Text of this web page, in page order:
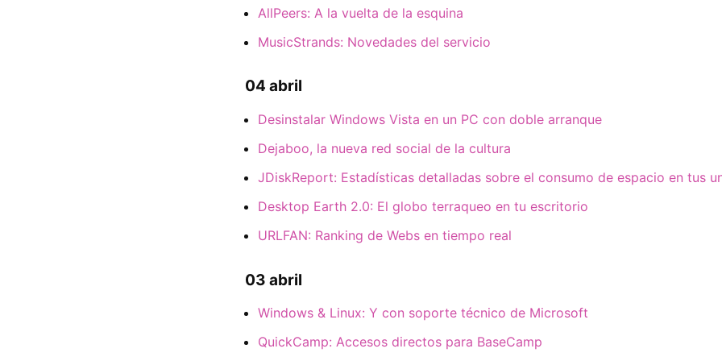
AllPeers: A la vuelta de la esquina
MusicStrands: Novedades del servicio
04 abril
Desinstalar Windows Vista en un PC con doble arranque
Dejaboo, la nueva red social de la cultura
JDiskReport: Estadísticas detalladas sobre el consumo de espacio en tus
Desktop Earth 2.0: El globo terraqueo en tu escritorio
URLFAN: Ranking de Webs en tiempo real
03 abril
Windows & Linux: Y con soporte técnico de Microsoft
QuickCamp: Accesos directos para BaseCamp